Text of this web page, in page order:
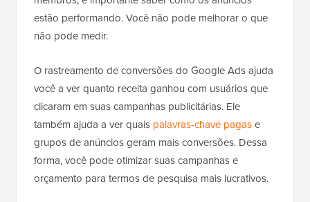
estão performando. Você não pode melhorar o que
não pode medir.
O rastreamento de conversões do Google Ads ajuda
você a ver quanto receita ganhou com usuários que
clicaram em suas campanhas publicitárias. Ele
também ajuda a ver quais palavras-chave pagase
grupos de anúncios geram mais conversões. Dessa
forma, você pode otimizar suas campanhas e
orçamento para termos de pesquisa mais lucrativos.